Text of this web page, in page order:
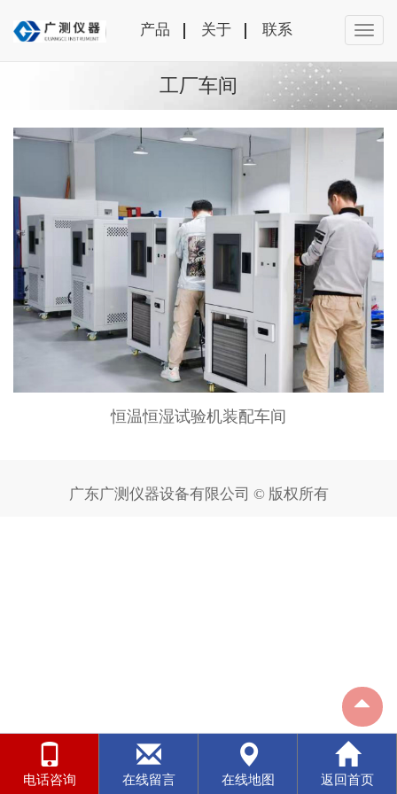
产品 关于 联系
工厂车间
恒温恒湿试验机装配车间
广东广测仪器设备有限公司 © 版权所有
电话咨询 在线留言 在线地图 返回首页